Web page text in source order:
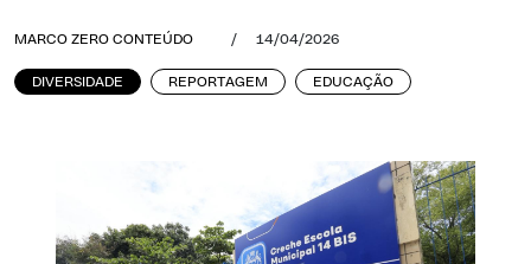
MARCO ZERO CONTEÚDO / 14/04/2026
DIVERSIDADE REPORTAGEM EDUCAÇÃO